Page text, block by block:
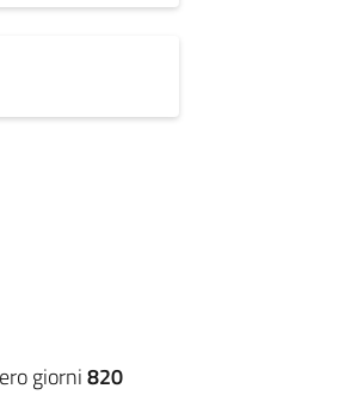
giorni820